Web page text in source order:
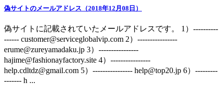
偽サイトのメールアドレス（2018年12月08日）
偽サイトに記載されていたメールアドレスです。 1）----------
------ customer@serviceglobalvip.com 2）----------------
erume@zureyamadaku.jp 3）----------------
hajime@fashionayfactory.site 4）----------------
help.cdltdz@gmail.com 5）---------------- help@top20.jp 6）---------
------- h ...